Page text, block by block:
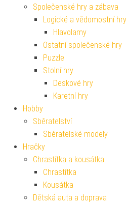
Společenské hry a zábava
Logické a vědomostní hry
Hlavolamy
Ostatní společenské hry
Puzzle
Stolní hry
Deskové hry
Karetní hry
Hobby
Sběratelství
Sběratelské modely
Hračky
Chrastítka a kousátka
Chrastítka
Kousátka
Dětská auta a doprava